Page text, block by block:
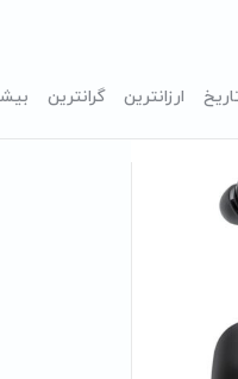
ارزانترین گرانترین